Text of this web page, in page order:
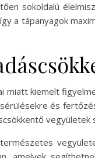
sokoldalú
a tápanyagok
miatt kiemelt
és